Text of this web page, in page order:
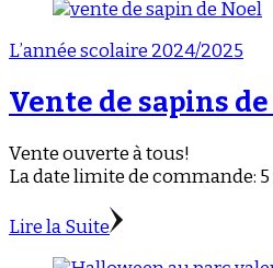
L’année scolaire 2024/2025
Vente de sapins
Vente ouverte à tous!
La date limite de commande:
Lire la Suite